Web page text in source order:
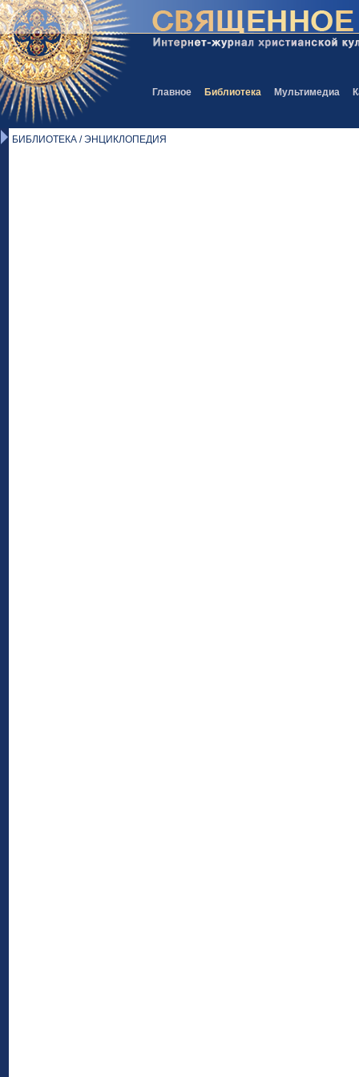
Главное Библиотека Мультимедиа
БИБЛИОТЕКА / ЭНЦИКЛОПЕДИЯ